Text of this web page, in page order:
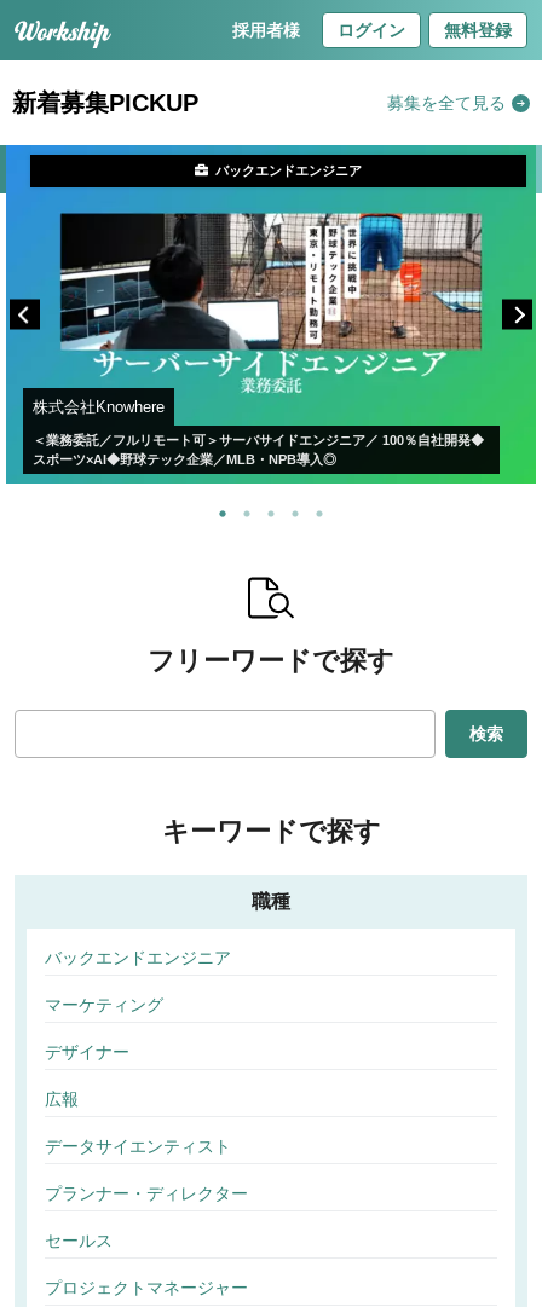
採用者様 ログイン 無料登録
新着募集PICKUP 募集を全て見る
株式会社Knowhere
＜業務委託／フルリモート可＞サーバサイドエンジニア／ 100％自社開発◆
スポーツ×AI◆野球テック企業／MLB・NPB導入◎
バックエンドエンジニア
フリーワードで探す
検索
キーワードで探す
職種
バックエンドエンジニア
マーケティング
デザイナー
広報
データサイエンティスト
プランナー・ディレクター
セールス
プロジェクトマネージャー